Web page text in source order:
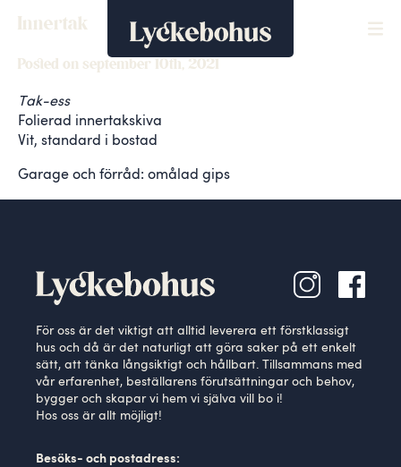
Innertak
Posted on september 10th, 2021
Tak-ess
Folierad innertakskiva
Vit, standard i bostad
Garage och förråd: omålad gips
För oss är det viktigt att alltid leverera ett förstklassigt
hus och då är det naturligt att göra saker på ett enkelt
sätt, att tänka långsiktigt och hållbart. Tillsammans med
vår erfarenhet, beställarens förutsättningar och behov,
bygger och skapar vi hem vi själva vill bo i!
Hos oss är allt möjligt!
Besöks- och postadress: